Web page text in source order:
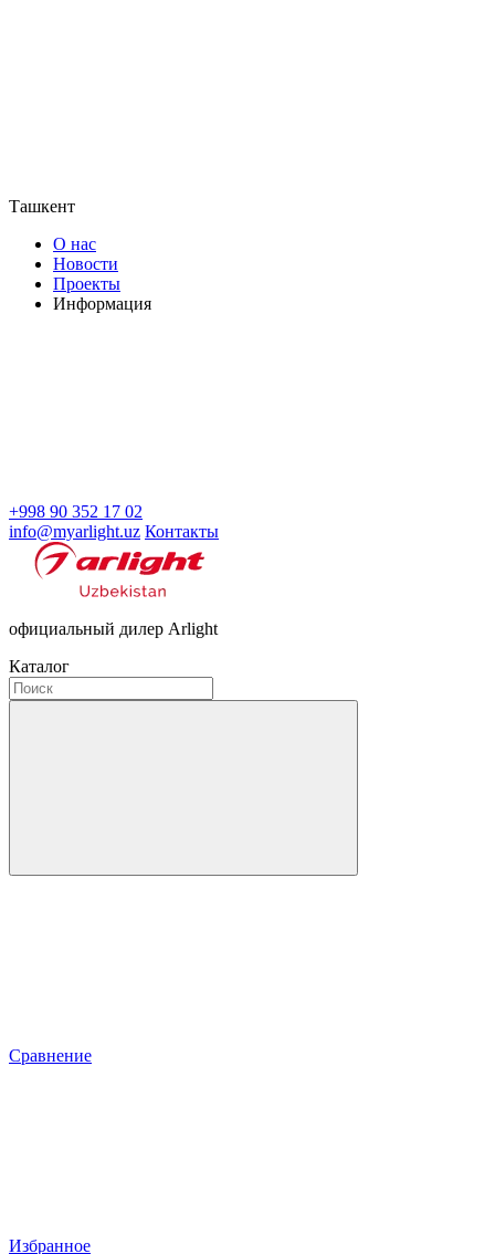
Ташкент
О нас
Новости
Проекты
Информация
+998 90 352 17 02
info@myarlight.uz Контакты
официальный дилер Arlight
Каталог
Сравнение
Избранное